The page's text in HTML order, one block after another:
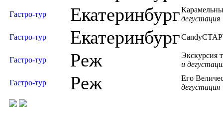
Гастро-тур Екатеринбургдегустация
Гастро-тур Екатеринбург
Гастро-тур Реж
Экскурсия
и
Гастро-тур Реж
Его
дегустация